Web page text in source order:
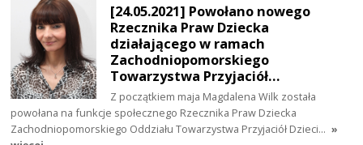
[24.05.2021] Powołano nowego
Rzecznika Praw Dziecka
działającego w ramach
Zachodniopomorskiego
Towarzystwa Przyjaciół…
Z początkiem maja Magdalena Wilk została
powołana na funkcje społecznego Rzecznika Praw Dziecka
Zachodniopomorskiego Oddziału Towarzystwa Przyjaciół Dzieci… »